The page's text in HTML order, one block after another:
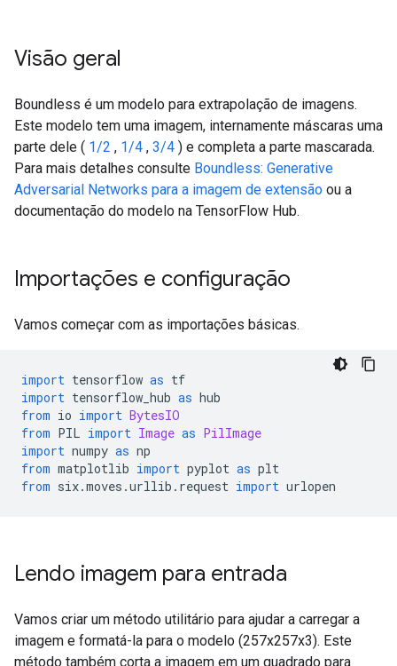
Visão geral
Boundless é um modelo para extrapolação de imagens.
Este modelo tem uma imagem, internamente máscaras uma
parte dele ( 1/2 , 1/4 , 3/4 ) e completa a parte mascarada.
Para mais detalhes consulte Boundless: Generative
Adversarial Networks para a imagem de extensão ou a
documentação do modelo na TensorFlow Hub.
Importações e configuração
Vamos começar com as importações básicas.
import tensorflow as tf
import tensorflow_hub as hub
from io import BytesIO
from PIL import Image as PilImage
import numpy as np
from matplotlib import pyplot as plt
from six.moves .urllib . request import urlopen
Lendo imagem para entrada
Vamos criar um método utilitário para ajudar a carregar a
imagem e formatá-la para o modelo (257x257x3). Este
método também corta a imagem em um quadrado para